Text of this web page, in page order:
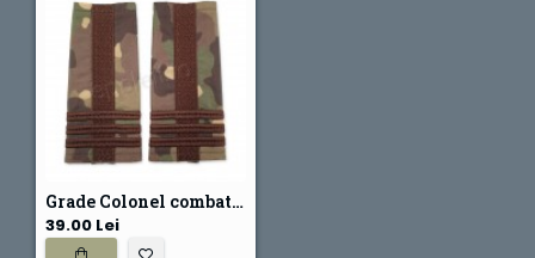
Grade Colonel combat forte terestre
39.00 Lei